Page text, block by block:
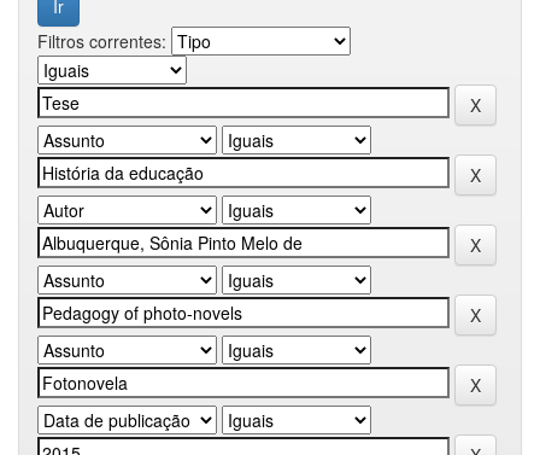
Filtros correntes: